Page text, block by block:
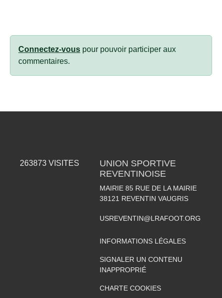
Connectez-vous pour pouvoir participer aux
commentaires.
263873 VISITES
UNION SPORTIVE
REVENTINOISE
MAIRIE 85 RUE DE LA MAIRIE
38121 REVENTIN VAUGRIS
USREVENTIN@LRAFOOT.ORG
INFORMATIONS LÉGALES
SIGNALER UN CONTENU
INAPPROPRIÉ
CHARTE COOKIES